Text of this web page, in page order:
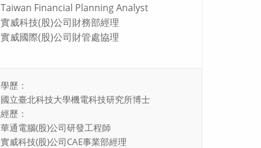
Taiwan Financial Planning Analyst
實威科技(股)公司財務部經理
實威國際(股)公司財管處協理
學歷：
國立臺北科技大學機電科技研究所博士
經歷：
華通電腦(股)公司研發工程師
實威科技(股)公司CAE事業部經理